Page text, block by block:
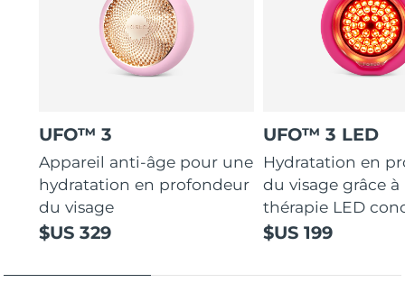
UFO™ 3
Appareil anti-âge pour une
hydratation en profondeur
du visage
$US 329
UFO™ 3 LED
Hydratation en
du visage grâce à
thérapie LED
$US 199